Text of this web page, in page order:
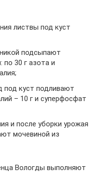
листвы под куст
подсыпают
по 30 г азота и
под куст подливают
– 10 г и суперфосфат
и после уборки урожая
мочевиной из
Вологды выполняют